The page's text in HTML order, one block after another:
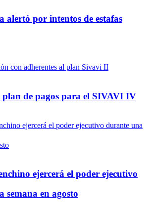
alertó por intentos de estafas
de pagos para el SIVAVI IV
ejercerá el poder ejecutivo
semana en agosto